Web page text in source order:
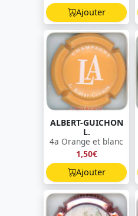
Ajouter
ALBERT-GUICHON
L.
4a Orange et blanc
1,50€
Ajouter